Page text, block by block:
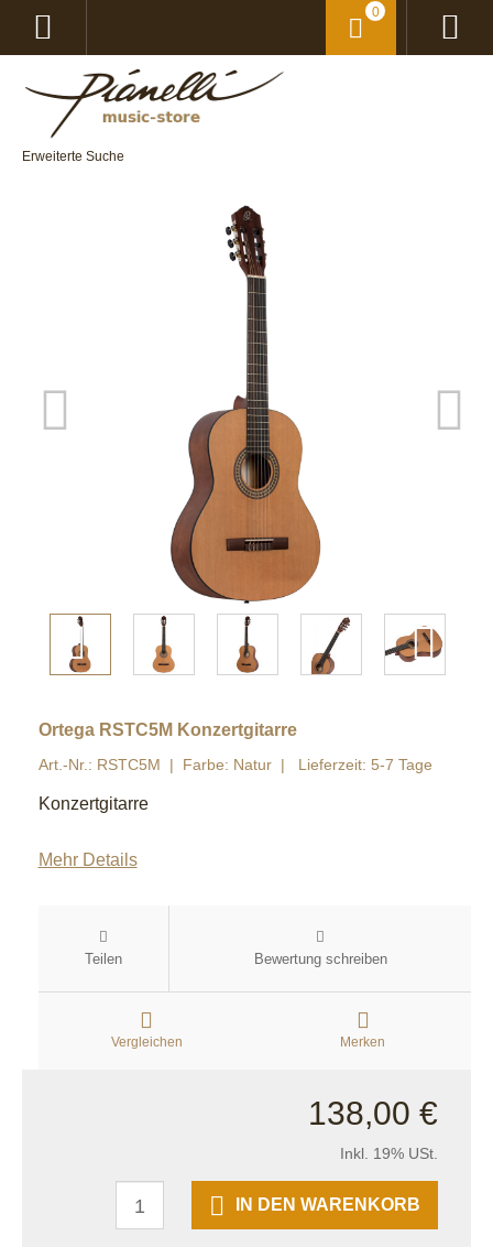
Erweiterte Suche
0
Ortega RSTC5M Konzertgitarre
Art.-Nr.: RSTC5M Farbe: Natur Lieferzeit: 5-7 Tage
Konzertgitarre
Mehr Details
Teilen Bewertung schreiben
Vergleichen Merken
138,00 €
Inkl. 19% USt.
IN DEN WARENKORB